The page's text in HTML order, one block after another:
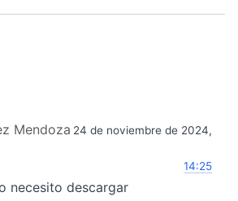
Mendoza 24 de noviembre de 2024,
14:25
necesito descargar